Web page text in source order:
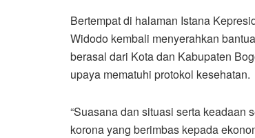
Bertempat di halaman Istana
Widodo kembali menyerahkan
berasal dari Kota dan Kabupaten
upaya mematuhi protokol kesehatan.
“Suasana dan situasi serta keadaan
korona yang berimbas kepada